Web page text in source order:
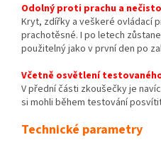
Odolný proti prachu a
Kryt, zdířky a veškeré ovládací
prachotěsné. I po letech
použitelný jako v první den po
Včetně osvětlení
V přední části zkoušečky je
si mohli během testování
Technické parametry